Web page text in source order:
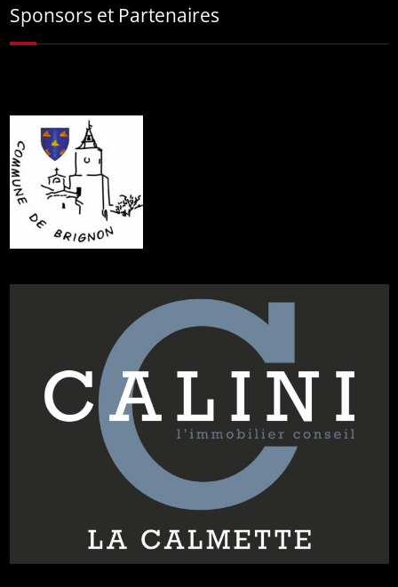
Sponsors et Partenaires